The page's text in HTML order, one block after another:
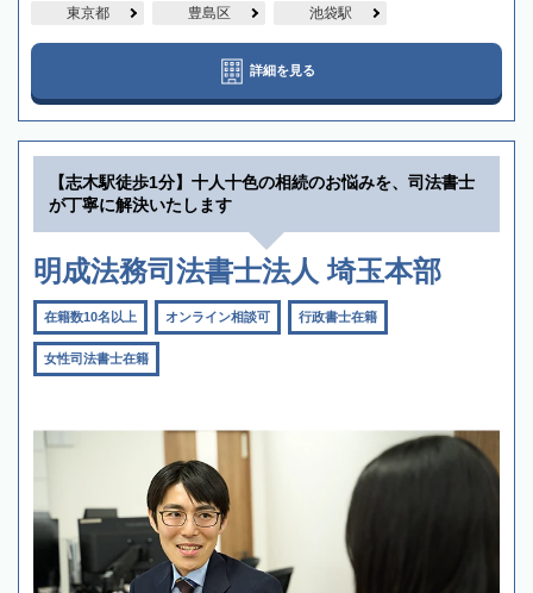
東京都 豊島区 池袋駅
詳細を見る
【志木駅徒歩1分】十人十色の相続のお悩みを、司法書士
が丁寧に解決いたします
明成法務司法書士法人 埼玉本部
在籍数10名以上 オンライン相談可 行政書士在籍
女性司法書士在籍